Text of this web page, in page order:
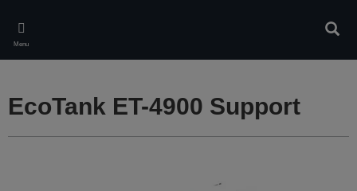
main
content
Menu
EcoTank ET-4900 Support